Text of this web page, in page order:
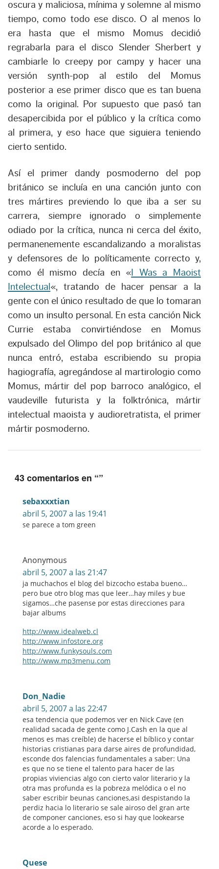
oscura y maliciosa, mínima y solemne al mismo
tiempo, como todo ese disco. O al menos lo
era hasta que el mismo Momus decidió
regrabarla para el disco Slender Sherberty
cambiarle lo creepy por campy y hacer una
versión synth-pop al estilo del Momus
posterior a ese primer disco que es tan buena
como la original. Por supuesto que pasó tan
desapercibida por el público y la crítica como
al primera, y eso hace que siguiera teniendo
cierto sentido.
Así el primer dandy posmoderno del pop
británico se incluía en una canción junto con
tres mártires previendo lo que iba a ser su
carrera, siempre ignorado o simplemente
odiado por la crítica, nunca ni cerca del éxito,
permanenemente escandalizando a moralistas
y defensores de lo políticamente correcto y,
como él mismo decía en « I Was a Maoist
Intelectual «, tratando de hacer pensar a la
gente con el único resultado de que lo tomaran
como un insulto personal. En esta canción Nick
Currie estaba convirtiéndose en Momus
expulsado del Olimpo del pop británico al que
nunca entró, estaba escribiendo su propia
hagiografía, agregándose al martirologio como
Momus, mártir del pop barroco analógico, el
vaudeville futurista y la folktrónica, mártir
intelectual maoista y audioretratista, el primer
mártir posmoderno.
43 comentarios en “”
sebaxxxtian
abril 5, 2007 a las 19:41
se parece a tom green
Anonymous
abril 5, 2007 a las 21:47
ja muchachos el blog del bizcocho estaba bueno…
pero bue otro blog mas que leer…hay miles y bue
sigamos…che pasense por estas direcciones para
bajar albums
http://www.idealweb.cl
http://www.infostore.org
http://www.funkysouls.com
http://www.mp3menu.com
Don_Nadie
abril 5, 2007 a las 22:47
esa tendencia que podemos ver en Nick Cave (en
realidad sacada de gente como J.Cash en la que al
menos es mas creíble) de hacerse el bíblico y contar
historias cristianas para darse aires de profundidad,
esconde dos falencias fundamentales a saber: Una
es que no se tiene el talento para hacer de las
propias viviencias algo con cierto valor literario y la
otra mas profunda es la pobreza melódica o el no
saber escribir beunas canciones,asi despistando la
perdiz hacia lo literario se sale airoso del gran arte
de componer canciones, eso si hay que lookearse
acorde a lo esperado.
Quese